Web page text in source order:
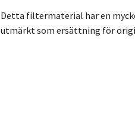
Detta filtermaterial har en
utmärkt som ersättning för